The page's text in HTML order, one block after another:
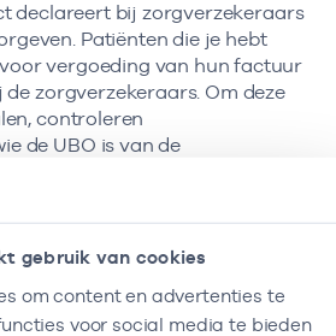
gebruik van cookies
om content en advertenties te
voor social media te bieden
declareert bij zorgverzekeraars
Patiënten die je hebt
vergoeding van hun factuur
zorgverzekeraars. Om deze
controleren
de UBO is van de
behandeling uitgevoerd is.
één keer op